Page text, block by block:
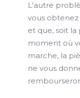
L'autre
vous obtenez
et que, soit la
moment où
marche, la
ne vous